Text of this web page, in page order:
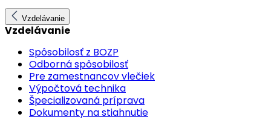
Vzdelávanie
Vzdelávanie
Spôsobilosť z BOZP
Odborná spôsobilosť
Pre zamestnancov vlečiek
Výpočtová technika
Špecializovaná príprava
Dokumenty na stiahnutie